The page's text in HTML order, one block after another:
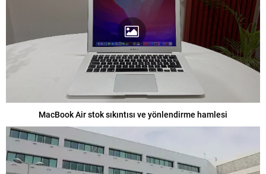
MacBook Air stok sıkıntısı ve yönlendirme hamlesi